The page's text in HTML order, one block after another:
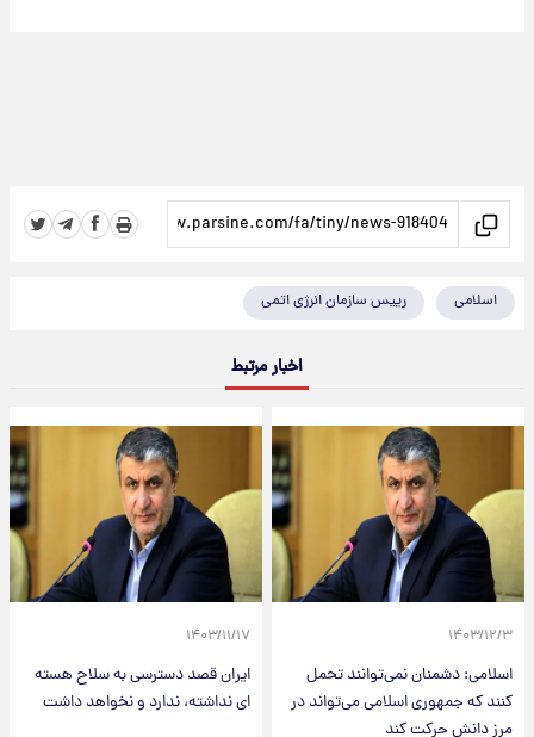
اسلامی رییس سازمان انرژی اتمی
اخبار مرتبط
۱۴۰۳/۱۲/۳
اسلامی: دشمنان نمی‌توانند تحمل
کنند که جمهوری اسلامی می‌تواند در
مرز دانش حرکت کند
۱۴۰۳/۱۱/۱۷
ایران قصد دسترسی به سلاح هسته
ای نداشته، ندارد و نخواهد داشت